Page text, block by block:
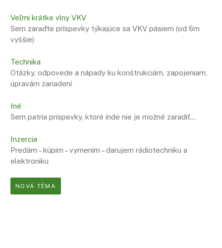
Veľmi krátke vlny VKV
Sem zaraďte príspevky týkajúce sa VKV pásiem (od 6m
vyššie)
Technika
Otázky, odpovede a nápady ku konštrukciám, zapojeniam,
úpravám zariadení
Iné
Sem patria príspevky, ktoré inde nie je možné zaradiť…
Inzercia
Predám – kúpim – vymením – darujem rádiotechniku a
elektroniku
NOVÁ TÉMA